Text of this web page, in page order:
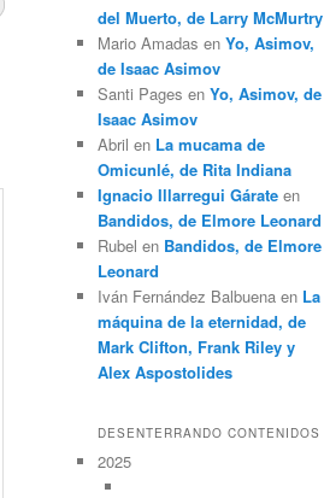
del Muerto, de Larry McMurtry
Mario Amadas en Yo, Asimov,
de Isaac Asimov
Santi Pages en Yo, Asimov, de
Isaac Asimov
Abril en La mucama de
Omicunlé, de Rita Indiana
Ignacio Illarregui Gárate en
Bandidos, de Elmore Leonard
Rubel en Bandidos, de Elmore
Leonard
Iván Fernández Balbuena en La
máquina de la eternidad, de
Mark Clifton, Frank Riley y
Alex Aspostolides
DESENTERRANDO CONTENIDOS
2025